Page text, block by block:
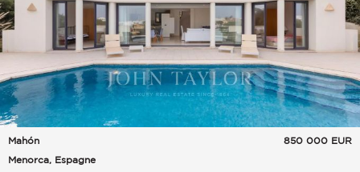
Mahón
Menorca, Espagne
850 000 EUR